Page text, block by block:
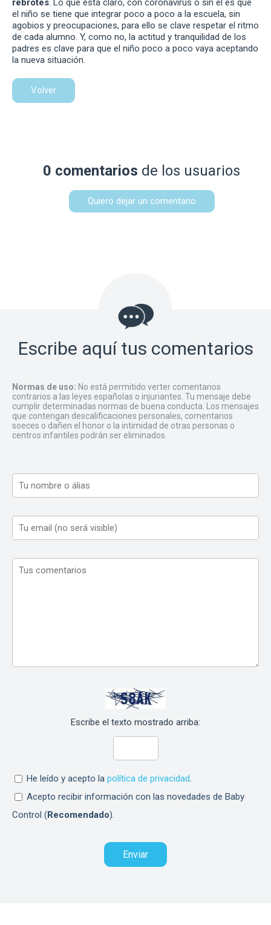
rebrotes. Lo que está claro, con coronavirus o sin él es que
el niño se tiene que integrar poco a poco a la escuela, sin
agobios y preocupaciones, para ello se clave respetar el ritmo
de cada alumno. Y, como no, la actitud y tranquilidad de los
padres es clave para que el niño poco a poco vaya aceptando
la nueva situación.
Volver
0 comentarios de los usuarios
Quiero dejar un comentario
Escribe aquí tus comentarios
Normas de uso: No está permitido verter comentarios
contrarios a las leyes españolas o injuriantes. Tu mensaje debe
cumplir determinadas normas de buena conducta. Los mensajes
que contengan descalificaciones personales, comentarios
soeces o dañen el honor o la intimidad de otras personas o
centros infantiles podrán ser eliminados.
Escribe el texto mostrado arriba:
He leído y acepto la política de privacidad
Acepto recibir información con las novedades de Baby
Control (Recomendado).